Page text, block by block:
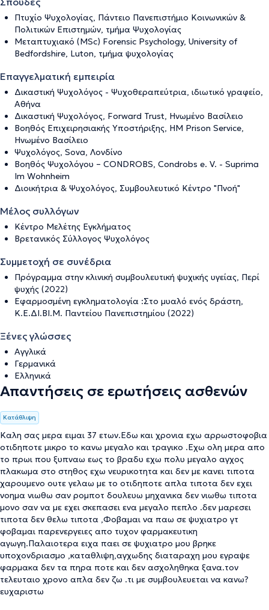
Πτυχίο Ψυχολογίας, Πάντειο Πανεπιστήμιο Κοινωνικών &
Πολιτικών Επιστημών, τμήμα Ψυχολογίας
Μεταπτυχιακό (MSc) Forensic Psychology, University of
Bedfordshire, Luton, τμήμα ψυχολογίας
Επαγγελματική εμπειρία
Δικαστική Ψυχολόγος - Ψυχοθεραπεύτρια, ιδιωτικό γραφείο,
Αθήνα
Δικαστική Ψυχολόγος, Forward Trust, Ηνωμένο Βασίλειο
Βοηθός Επιχειρησιακής Υποστήριξης, HM Prison Service,
Ηνωμένο Βασίλειο
Ψυχολόγος, Sova, Λονδίνο
Βοηθός Ψυχολόγου – CONDROBS, Condrobs e. V. - Suprima
Im Wohnheim
Διοικήτρια & Ψυχολόγος, Συμβουλευτικό Κέντρο "Πνοή"
Μέλος συλλόγων
Κέντρο Μελέτης Εγκλήματος
Βρετανικός Σύλλογος Ψυχολόγος
Συμμετοχή σε συνέδρια
Πρόγραμμα στην κλινική συμβουλευτική ψυχικής υγείας, Περί
ψυχής (2022)
Εφαρμοσμένη εγκληματολογία :Στο μυαλό ενός δράστη,
Κ.Ε.ΔΙ.ΒΙ.Μ. Παντείου Πανεπιστημίου (2022)
Ξένες γλώσσες
Αγγλικά
Γερμανικά
Ελληνικά
Απαντήσεις σε ερωτήσεις ασθενών
Κατάθλιψη
Καλη σας μερα ειμαι 37 ετων.Εδω και χρονια εχω αρρωστοφοβια
οτιδηποτε μικρο το κανω μεγαλο και τραγικο .Εχω ολη μερα απο
το πρωι που ξυπναω εως το βραδυ εχω πολυ μεγαλο αγχος
πλακωμα στο στηθος εχω νευρικοτητα και δεν με κανει τιποτα
χαρουμενο ουτε γελαω με το οτιδηποτε απλα τιποτα δεν εχει
νοημα νιωθω σαν ρομποτ δουλευω μηχανικα δεν νιωθω τιποτα
μονο σαν να με εχει σκεπασει ενα μεγαλο πεπλο .δεν μαρεσει
τιποτα δεν θελω τιποτα ,Φοβαμαι να παω σε ψυχιατρο γτ
φοβαμαι παρενεργειες απο τυχον φαρμακευτικη
αγωγη.Παλαιοτερα ειχα παει σε ψυχιατρο μου βρηκε
υποχονδριασμο ,καταθλιψη,αγχωδης διαταραχη μου εγραψε
φαρμακα δεν τα πηρα ποτε και δεν ασχοληθηκα ξανα.τον
τελευταιο χρονο απλα δεν ζω .τι με συμβουλευεται να κανω?
ευχαριστω